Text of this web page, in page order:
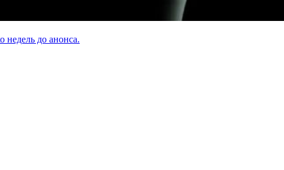
недель до анонса.